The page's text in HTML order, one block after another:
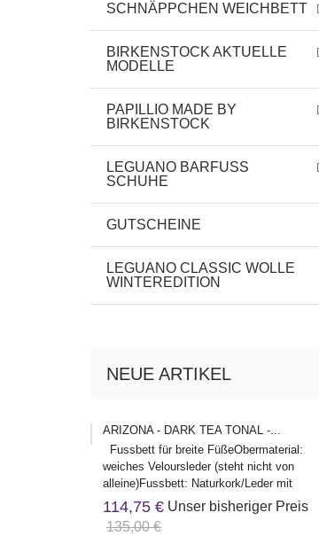
SCHNÄPPCHEN WEICHBETT
BIRKENSTOCK AKTUELLE
MODELLE
PAPILLIO MADE BY
BIRKENSTOCK
LEGUANO BARFUSS
SCHUHE
GUTSCHEINE
LEGUANO CLASSIC WOLLE
WINTEREDITION
NEUE ARTIKEL
ARIZONA - DARK TEA TONAL -...
Fussbett für breite FüßeObermaterial:
weiches Veloursleder (steht nicht von
alleine)Fussbett: Naturkork/Leder mit
WeichbettungSohle: EVA...
114,75 € Unser bisheriger Preis
135,00 €